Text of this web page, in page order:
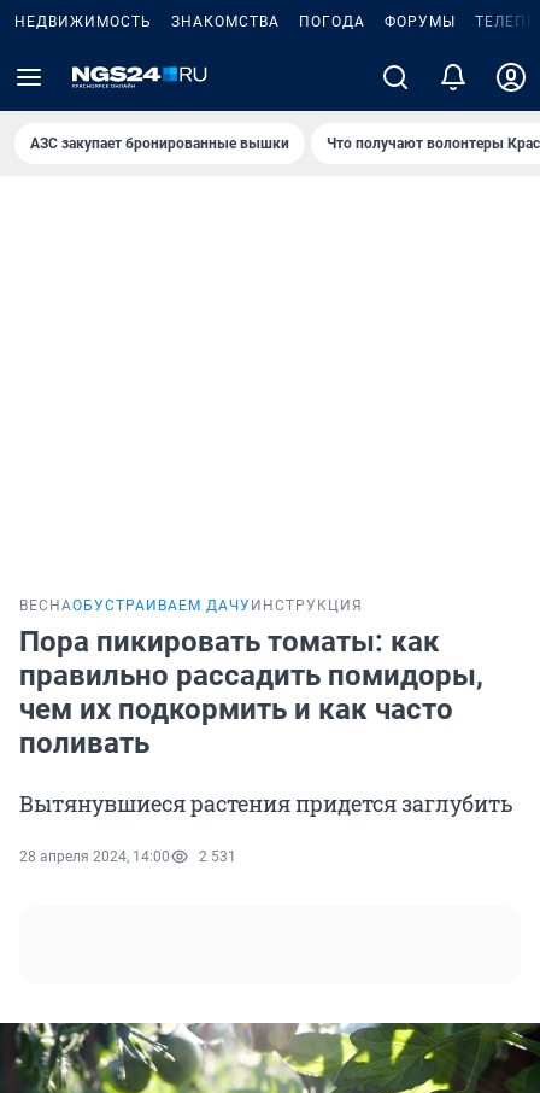
НЕДВИЖИМОСТЬ ЗНАКОМСТВА ПОГОДА ФОРУМЫ
AЗС закупает бронированные вышки Что получают волонтеры
ВЕСНАОБУСТРАИВАЕМ ДАЧУ ИНСТРУКЦИЯ
Пора пикировать томаты: как
правильно рассадить помидоры,
чем их подкормить и как часто
поливать
Вытянувшиеся растения придется заглубить
28 апреля 2024, 14:00 2 531